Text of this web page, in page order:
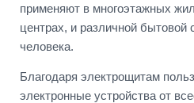
применяют в многоэтажных
центрах, и различной бытовой
человека.
Благодаря электрощитам
электронные устройства от